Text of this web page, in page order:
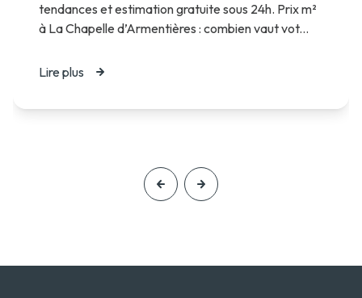
tendances et estimation gratuite sous 24h. Prix m²
à La Chapelle d’Armentières : combien vaut vot...
Lire plus